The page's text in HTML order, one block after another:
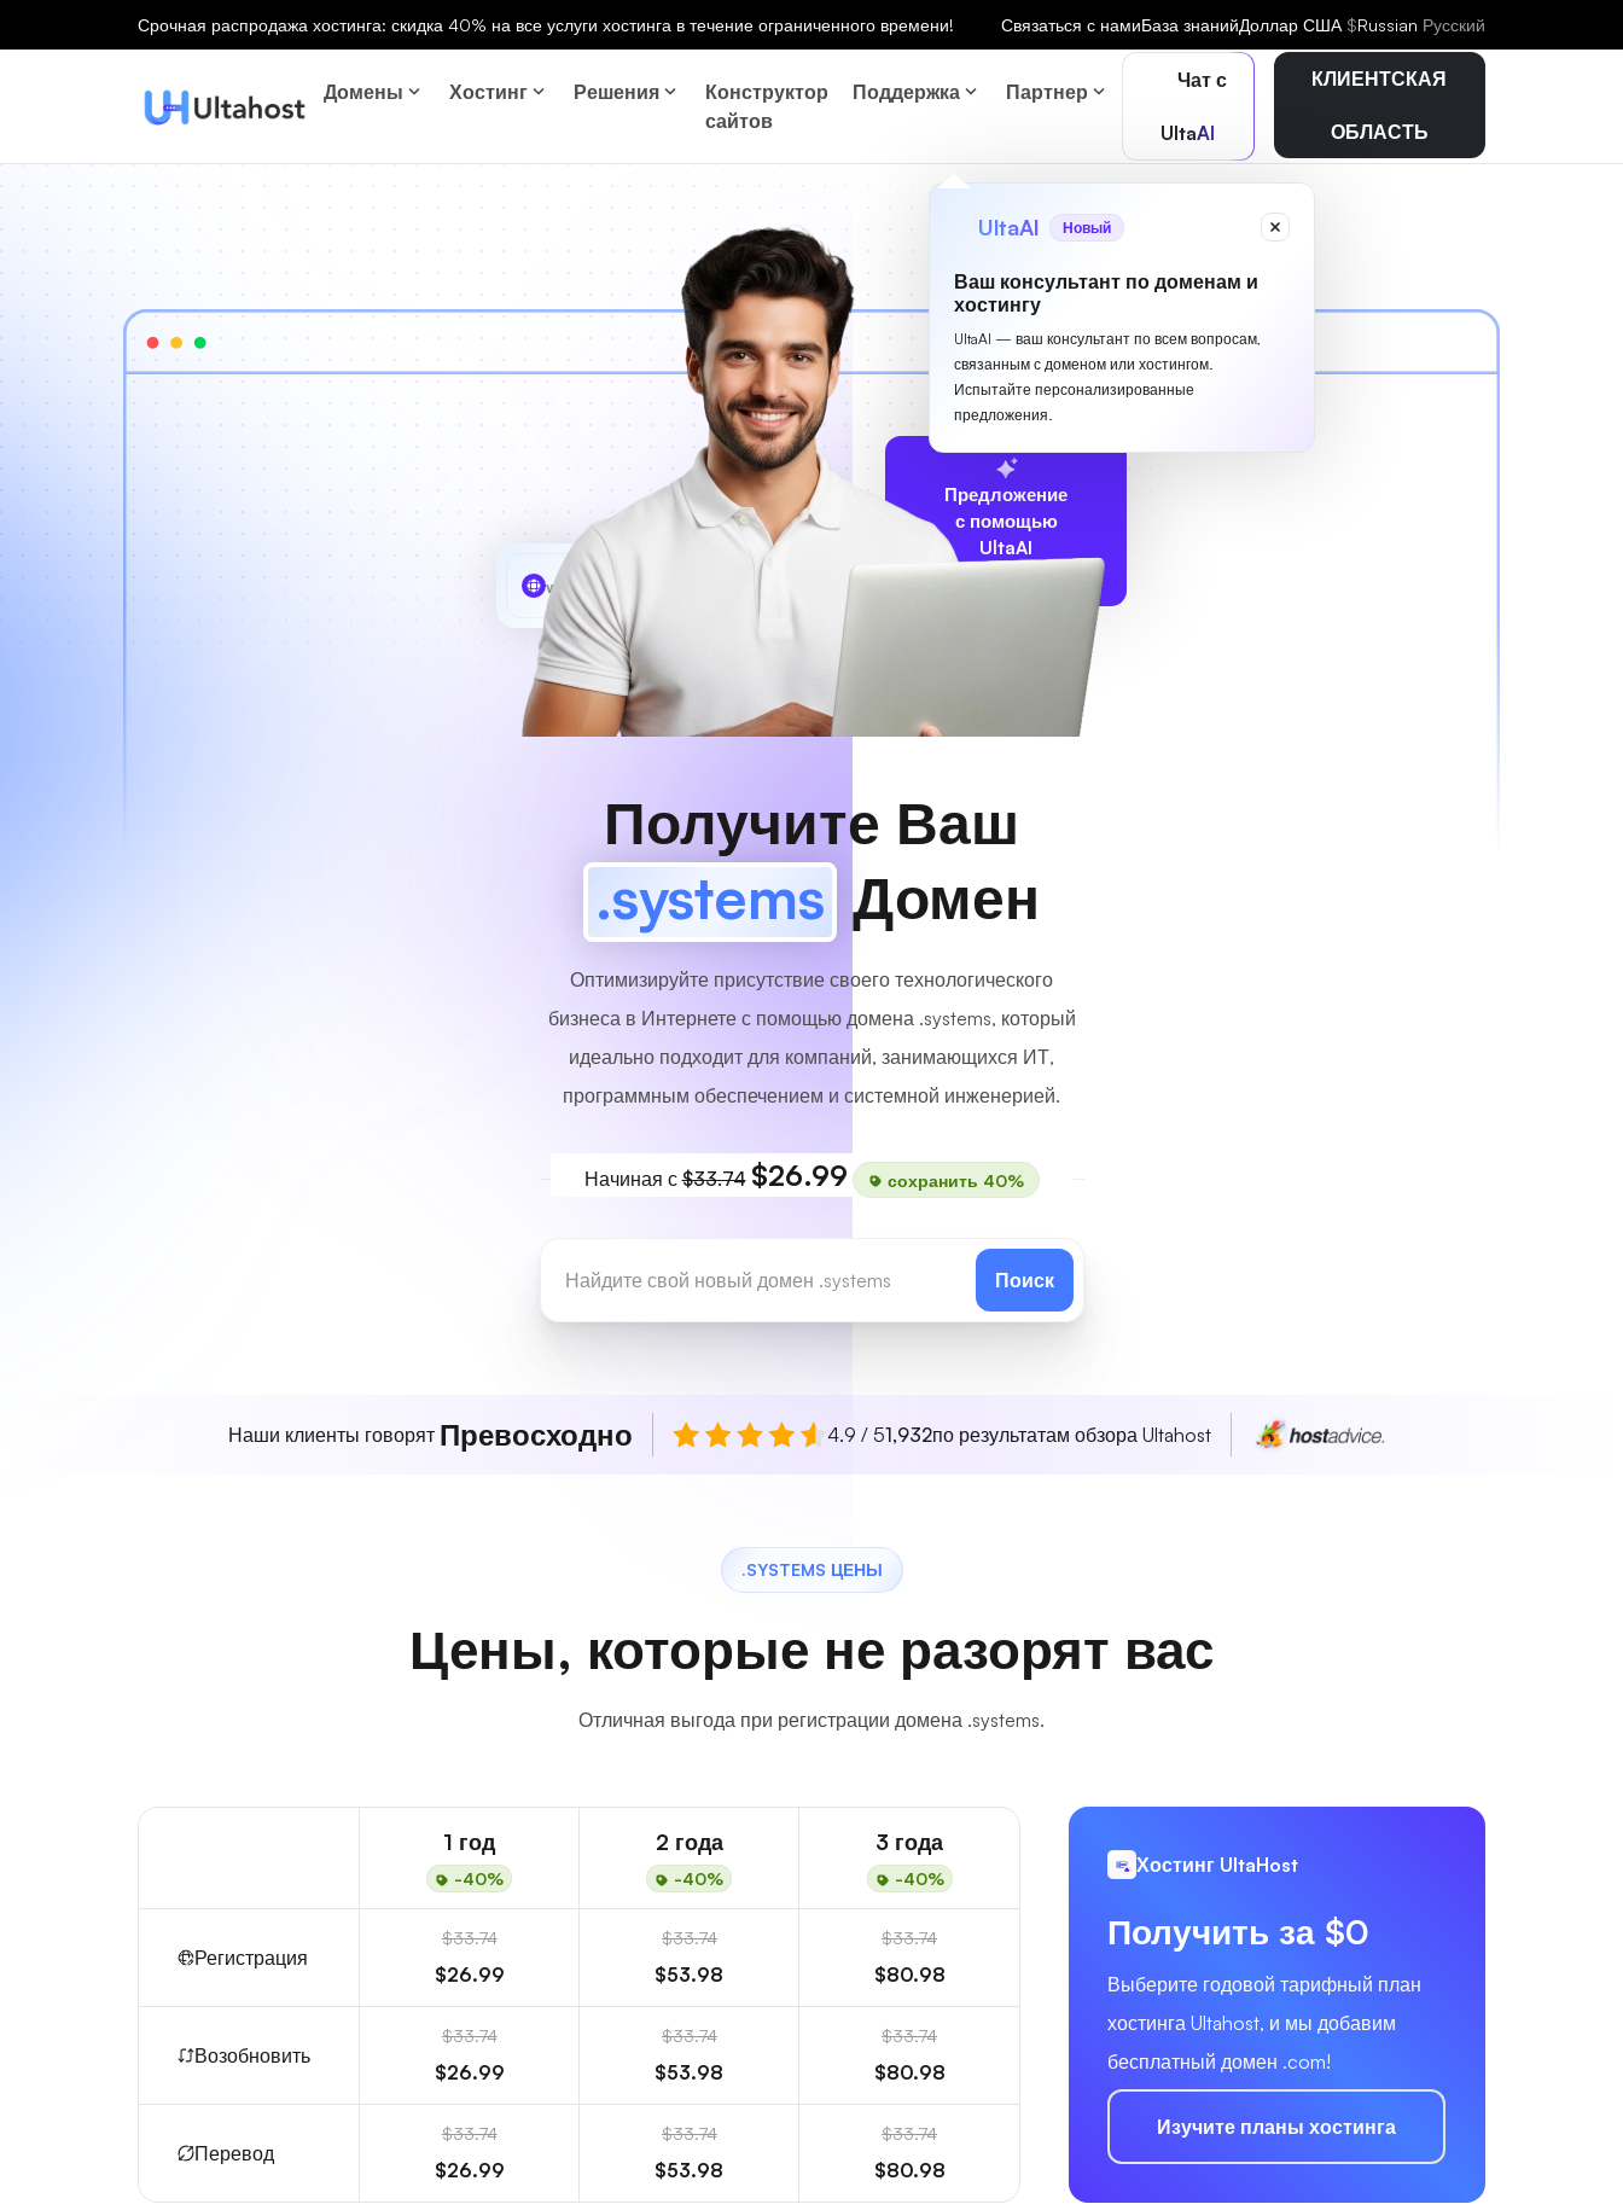
Срочная распродажа хостинга: скидка 40% на все услуги хостинга в течение ограниченного времени! Связаться с намиБаза знанийДоллар США $Russian Русский
Домены Хостинг Решения
Конструктор
сайтов
Поддержка Партнер Чат с
UltaAI
UltaAI Новый
Ваш консультант по доменам и
хостингу
UltaAI — ваш консультант по всем вопросам,
связанным с доменом или хостингом.
Испытайте персонализированные
предложения.
КЛИЕНТСКАЯ
ОБЛАСТЬ
Предложение
с помощью
UltaAI
www MyCafe
Получите Ваш
.systems Домен
Оптимизируйте присутствие своего технологического
бизнеса в Интернете с помощью домена .systems, который
идеально подходит для компаний, занимающихся ИТ,
программным обеспечением и системной инженерией.
Начиная с$33.74 $26.99 сохранить 40%
Поиск
Наши клиенты говорят Превосходно 4.9 / 51,932по результатам обзора Ultahost
.SYSTEMS ЦЕНЫ
Цены, которые не разорят вас
Отличная выгода при регистрации домена .systems.
1 год
-40%
2 года
-40%
3 года
-40%
Регистрация
$33.74
$26.99
$33.74
$53.98
$33.74
$80.98
Возобновить
$33.74
$26.99
$33.74
$53.98
$33.74
$80.98
Перевод
$33.74
$26.99
$33.74
$53.98
$33.74
$80.98
Хостинг UltaHost
Получить за $0
Выберите годовой тарифный план
хостинга Ultahost, и мы добавим
бесплатный домен .com!
Изучите планы хостинга